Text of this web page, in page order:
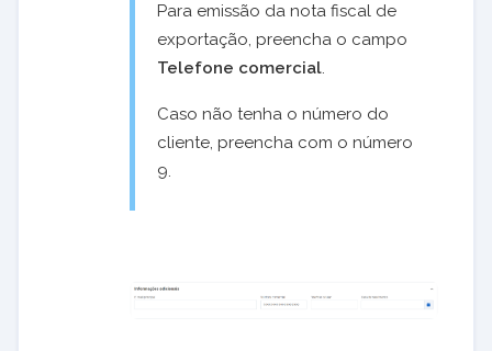
Para emissão da nota fiscal de
exportação, preencha o campo
Telefone comercial.
Caso não tenha o número do
cliente, preencha com o número
9.